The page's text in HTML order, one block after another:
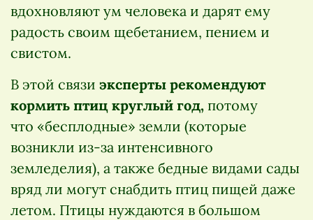
вдохновляют ум человека и дарят ему
радость своим щебетанием, пением и
свистом.
В этой связи эксперты рекомендуют
кормить птиц круглый год, потому
что «бесплодные» земли (которые
возникли из-за интенсивного
земледелия), а также бедные видами сады
вряд ли могут снабдить птиц пищей даже
летом. Птицы нуждаются в большом